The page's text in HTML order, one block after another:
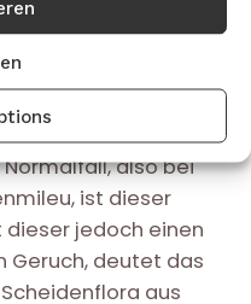
oder
also bei
ist dieser
dieser jedoch einen
Geruch, deutet das
aus